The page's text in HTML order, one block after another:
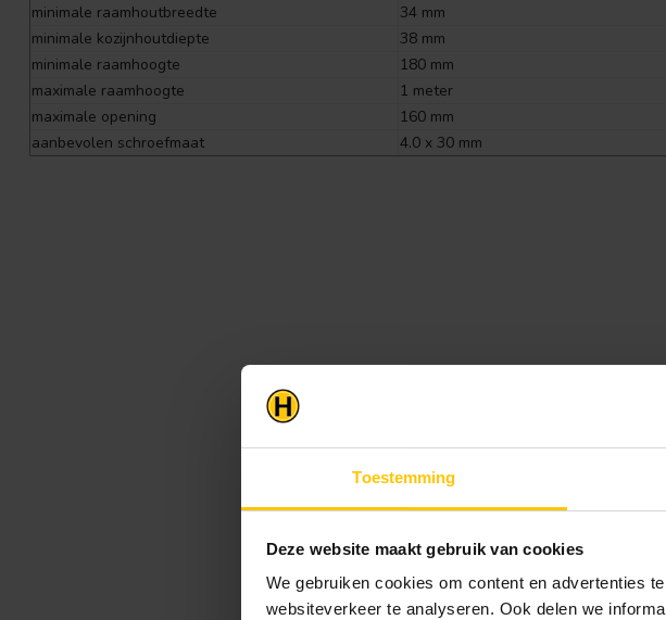
Toestemming
Deze website maakt gebruik van cookies
We gebruiken cookies om content en advertenties
websiteverkeer te analyseren. Ook delen we
minimale raamhoutbreedte
34 mm
minimale kozijnhoutdiepte
38 mm
minimale raamhoogte
180 mm
maximale raamhoogte
1 meter
maximale opening
160 mm
aanbevolen schroefmaat
4.0 x 30 mm